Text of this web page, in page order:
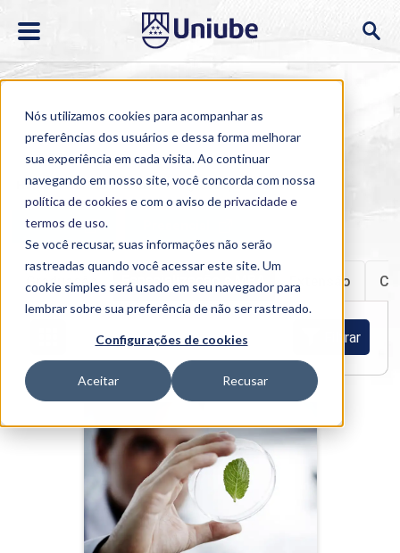
Nós utilizamos cookies para acompanhar as
preferências dos usuários e dessa forma melhorar
sua experiência em cada visita. Ao continuar
navegando em nosso site, você concorda com nossa
política de cookies e com o aviso deprivacidade e
termos de uso.
Se você recusar, suas informações não serão
rastreadas quando você acessar este site. Um
cookie simples será usado em seu navegador para
lembrar sobre sua preferência de não ser rastreado.
Configurações de cookies
Aceitar Recusar
Home > Cursos > EAD >Pós-graduação e MBA
Ao-vivo
Graduação Especialização e MBA Extensão
Filtrar
Ciências Biológicas
Detalhes do curso
Ir para Inscrição